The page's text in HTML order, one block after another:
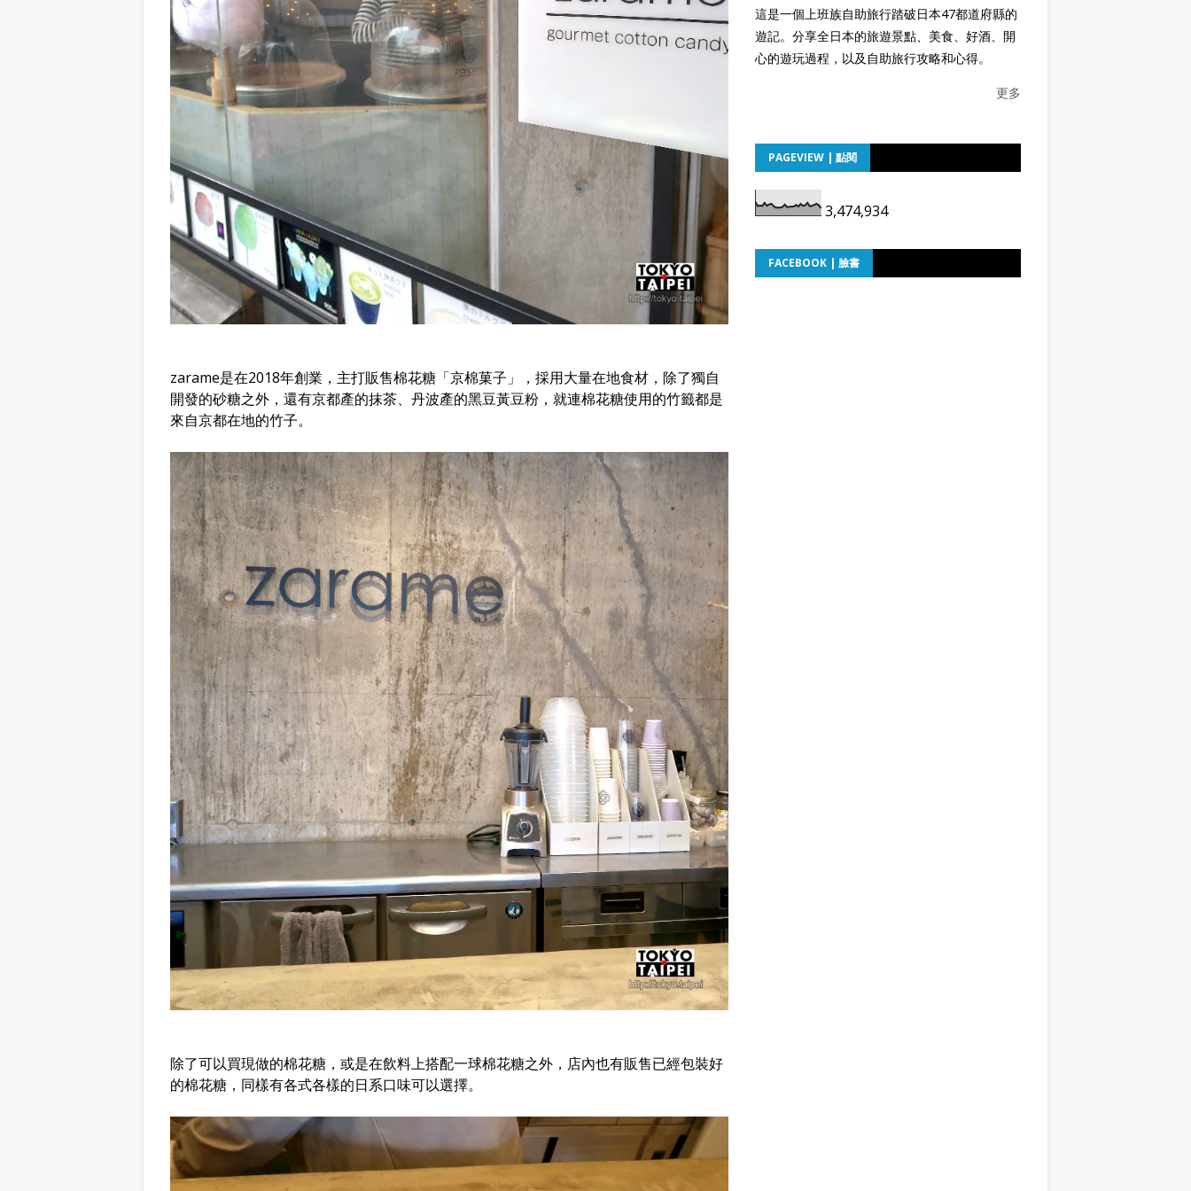
zarame是在2018年創業，主打販售棉花糖「京棉菓子」，採用大量在地食材，除了獨自
開發的砂糖之外，還有京都產的抹茶、丹波產的黑豆黃豆粉，就連棉花糖使用的竹籤都是
來自京都在地的竹子。
除了可以買現做的棉花糖，或是在飲料上搭配一球棉花糖之外，店內也有販售已經包裝好
的棉花糖，同樣有各式各樣的日系口味可以選擇。
這是一個上班族自助旅行踏破日本47都道府縣的
遊記。分享全日本的旅遊景點、美食、好酒、開
心的遊玩過程，以及自助旅行攻略和心得。
更多
PAGEVIEW | 點閱
3,474,934
FACEBOOK | 臉書